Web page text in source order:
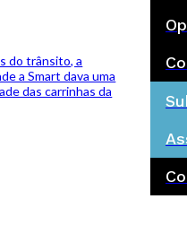
do trânsito, a
a Smart dava uma
das carrinhas da